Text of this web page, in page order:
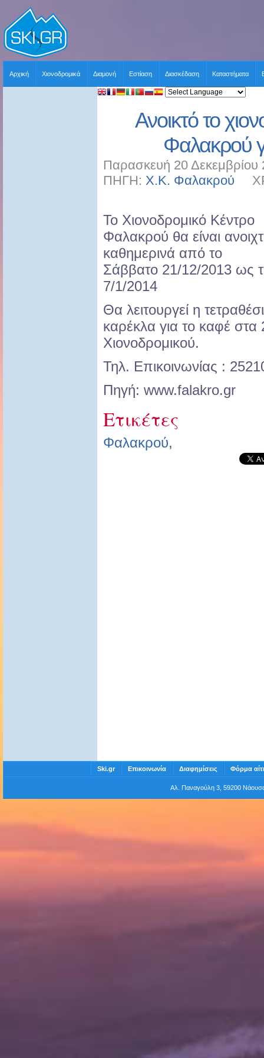
Αρχική Χιονοδρομικά Διαμονή Εστίαση Διασκέδαση Καταστήματα
Ανοικτό το
Φαλακρού
Παρασκευή 20
ΠΗΓΗ: Χ.Κ. Φαλακρού
Το Χιονοδρομικό Κέντρο
Φαλακρού θα είναι
καθημερινά από το
Σάββατο 21/12/2013 ως
7/1/2014
Θα λειτουργεί η
καρέκλα για το καφέ στα
Χιονοδρομικού.
Τηλ. Επικοινωνίας :
Πηγή: www.falakro.gr
Ετικέτες
Φαλακρού,
Ski.gr Επικοινωνία Διαφημίσεις Φόρμα
Αλ. Παναγούλη 3, 59200